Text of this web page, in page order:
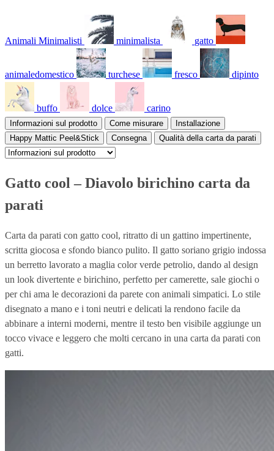
Animali Minimalisti minimalista gatto
animaledomestico turchese fresco dipinto
buffo dolce carino
Informazioni sul prodotto Come misurare
Installazione
Happy Mattic Peel&Stick
Consegna Qualità della carta da parati
Gatto cool – Diavolo birichino carta da
parati
Carta da parati con gatto cool, ritratto di un gattino impertinente,
scritta giocosa e sfondo bianco pulito. Il gatto soriano grigio indossa
un berretto lavorato a maglia color verde petrolio, dando al design
un look divertente e birichino, perfetto per camerette, sale giochi o
per chi ama le decorazioni da parete con animali simpatici. Lo stile
disegnato a mano e i toni neutri e delicati la rendono facile da
abbinare a interni moderni, mentre il testo ben visibile aggiunge un
tocco vivace e leggero che molti cercano in una carta da parati con
gatti.